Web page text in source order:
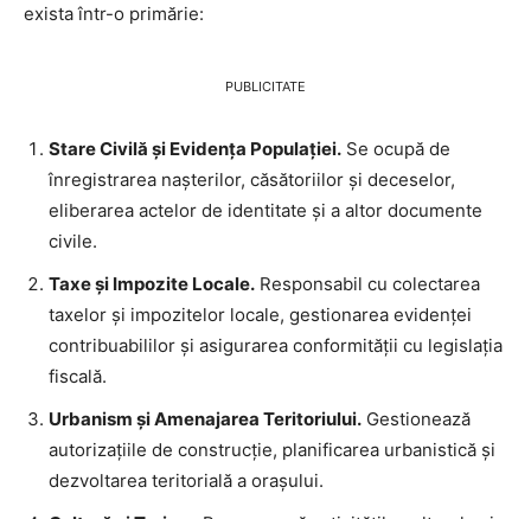
exista într-o primărie:
PUBLICITATE
Stare Civilă și Evidența Populației. Se ocupă de
înregistrarea nașterilor, căsătoriilor și deceselor,
eliberarea actelor de identitate și a altor documente
civile.
Taxe și Impozite Locale. Responsabil cu colectarea
taxelor și impozitelor locale, gestionarea evidenței
contribuabililor și asigurarea conformității cu legislația
fiscală.
Urbanism și Amenajarea Teritoriului. Gestionează
autorizațiile de construcție, planificarea urbanistică și
dezvoltarea teritorială a orașului.